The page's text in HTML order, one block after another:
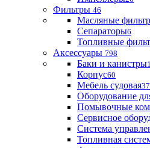
Фильтры 46
Масляные
Сепараторы6
Топливные
Аксессуары 798
Баки и канистры
Корпус60
Мебель судовая37
Оборудование
Помывочные
Сервисное
Система
Топливная